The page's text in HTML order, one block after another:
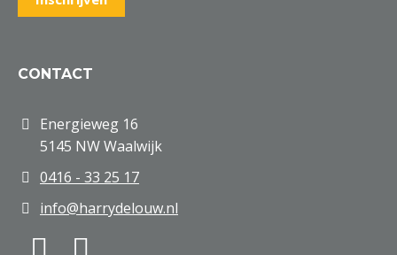
CONTACT
Energieweg 16
5145 NW Waalwijk
0416 - 33 25 17
info@harrydelouw.nl